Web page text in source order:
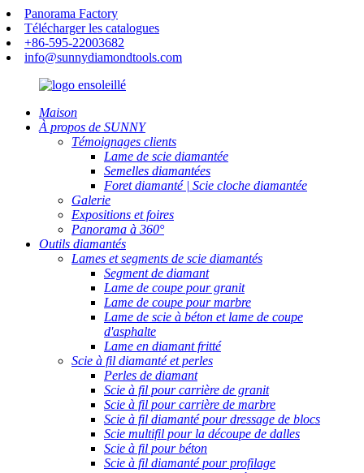
Panorama Factory
Télécharger les catalogues
+86-595-22003682
info@sunnydiamondtools.com
Maison
À propos de SUNNY
Témoignages clients
Lame de scie diamantée
Semelles diamantées
Foret diamanté | Scie cloche diamantée
Galerie
Expositions et foires
Panorama à 360°
Outils diamantés
Lames et segments de scie diamantés
Segment de diamant
Lame de coupe pour granit
Lame de coupe pour marbre
Lame de scie à béton et lame de coupe
d'asphalte
Lame en diamant fritté
Scie à fil diamanté et perles
Perles de diamant
Scie à fil pour carrière de granit
Scie à fil pour carrière de marbre
Scie à fil diamanté pour dressage de blocs
Scie multifil pour la découpe de dalles
Scie à fil pour béton
Scie à fil diamanté pour profilage